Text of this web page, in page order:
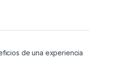
de una experiencia